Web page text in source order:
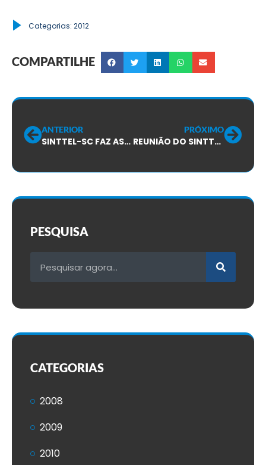
Categorias: 2012
COMPARTILHE
ANTERIOR
SINTTEL-SC FAZ ASSEMBLEIAS COM TRABALHADORES DA FLEX!!
PRÓXIMO
REUNIÃO DO SINTTEL-SC COM A ALCATEL
PESQUISA
CATEGORIAS
2008
2009
2010